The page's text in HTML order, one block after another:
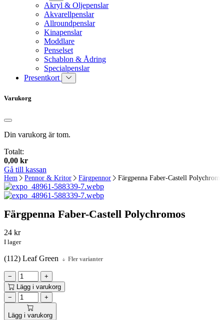
Akryl & Oljepenslar
Akvarellpenslar
Allroundpenslar
Kinapenslar
Moddlare
Penselset
Schablon & Ådring
Specialpenslar
Presentkort
Varukorg
Din varukorg är tom.
Totalt:
0,00 kr
Gå till kassan
Hem Pennor & Kritor Färgpennor Färgpenna Faber-Castell
Färgpenna Faber-Castell Polychromos
24 kr
I lager
(112) Leaf Green Fler varianter
−
+
Lägg i varukorg
−
+
Lägg i varukorg